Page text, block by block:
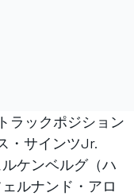
ラックポジション
・サインツJr.
ケンベルグ（ハ
ルナンド・アロ